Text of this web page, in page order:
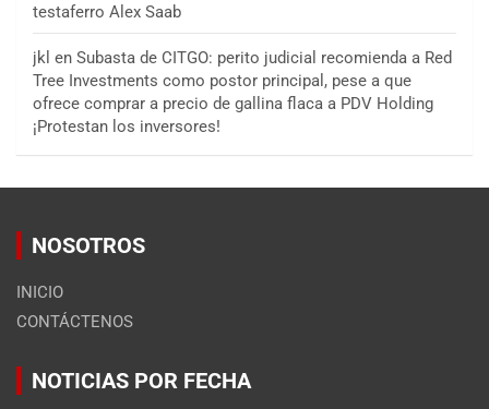
testaferro Alex Saab
jkl en Subasta de CITGO: perito judicial recomienda a Red
Tree Investments como postor principal, pese a que
ofrece comprar a precio de gallina flaca a PDV Holding
¡Protestan los inversores!
NOSOTROS
INICIO
CONTÁCTENOS
NOTICIAS POR FECHA